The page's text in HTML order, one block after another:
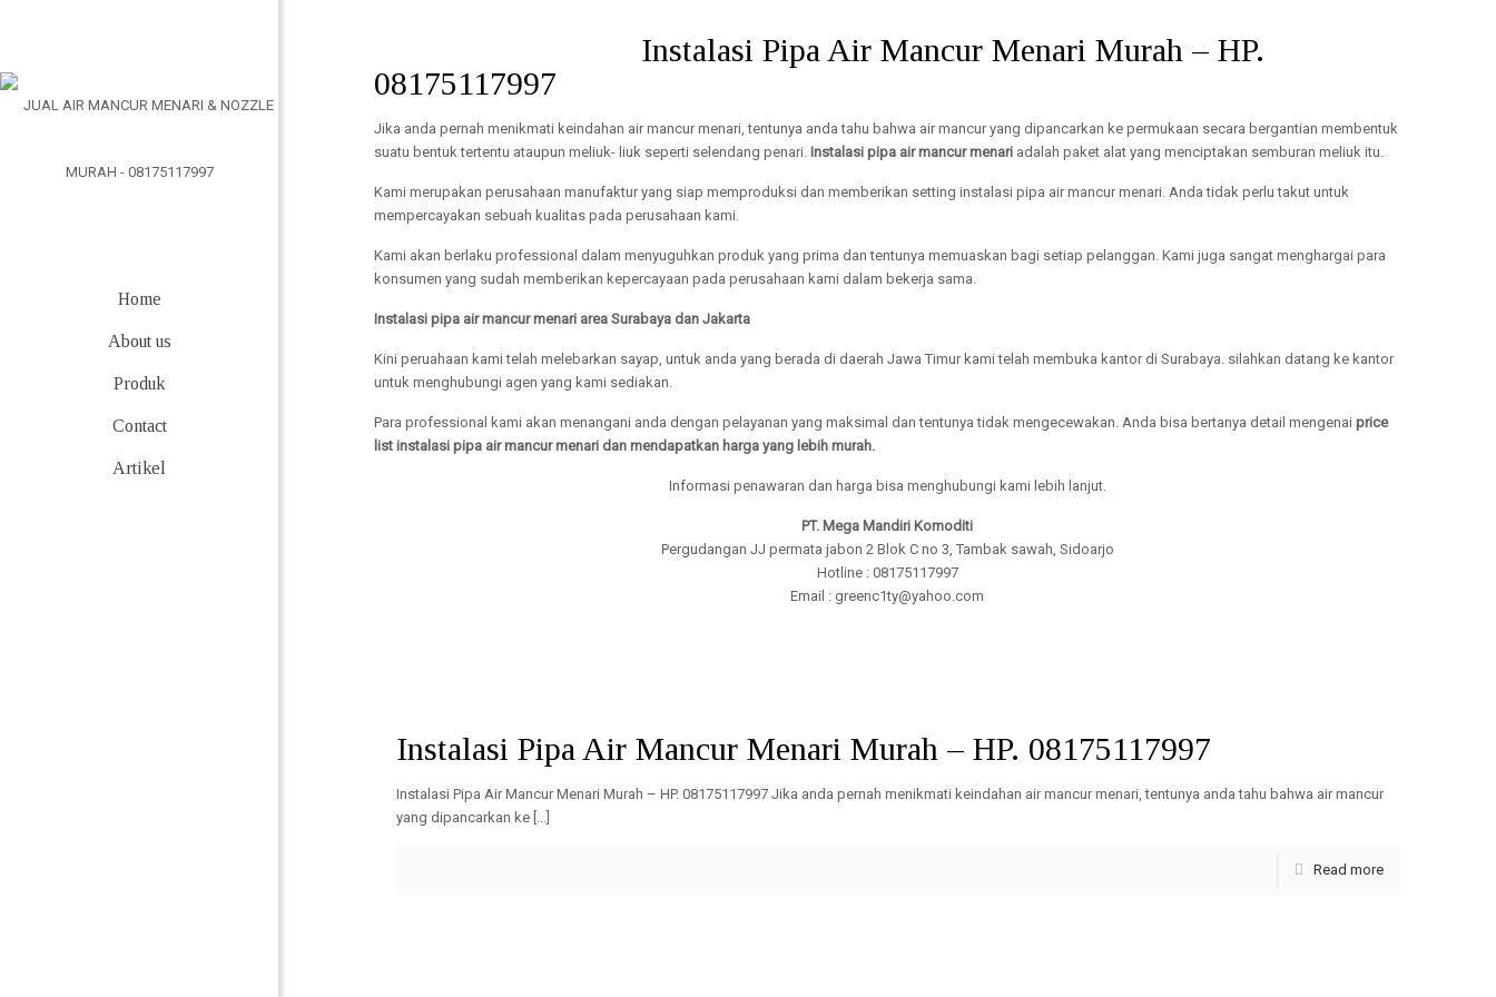
Home
About us
Produk
Contact
Artikel
Instalasi Pipa Air Mancur Menari Murah – HP.
08175117997
Jika anda pernah menikmati keindahan air mancur menari, tentunya anda tahu bahwa air mancur yang dipancarkan ke permukaan secara bergantian membentuk
suatu bentuk tertentu ataupun meliuk- liuk seperti selendang penari. Instalasi pipa air mancur menari adalah paket alat yang menciptakan semburan meliuk itu.
Kami merupakan perusahaan manufaktur yang siap memproduksi dan memberikan setting instalasi pipa air mancur menari. Anda tidak perlu takut untuk
mempercayakan sebuah kualitas pada perusahaan kami.
Kami akan berlaku professional dalam menyuguhkan produk yang prima dan tentunya memuaskan bagi setiap pelanggan. Kami juga sangat menghargai para
konsumen yang sudah memberikan kepercayaan pada perusahaan kami dalam bekerja sama.
Instalasi pipa air mancur menari area Surabaya dan Jakarta
Kini peruahaan kami telah melebarkan sayap, untuk anda yang berada di daerah Jawa Timur kami telah membuka kantor di Surabaya. silahkan datang ke kantor
untuk menghubungi agen yang kami sediakan.
Para professional kami akan menangani anda dengan pelayanan yang maksimal dan tentunya tidak mengecewakan. Anda bisa bertanya detail mengenaiprice
list instalasi pipa air mancur menari dan mendapatkan harga yang lebih murah.
Informasi penawaran dan harga bisa menghubungi kami lebih lanjut.
PT. Mega Mandiri Komoditi
Pergudangan JJ permata jabon 2 Blok C no 3, Tambak sawah, Sidoarjo
Hotline : 08175117997
Email : greenc1ty@yahoo.com
Instalasi Pipa Air Mancur Menari Murah – HP. 08175117997
Instalasi Pipa Air Mancur Menari Murah – HP. 08175117997 Jika anda pernah menikmati keindahan air mancur menari, tentunya anda tahu bahwa air mancur
yang dipancarkan ke […]
Read more